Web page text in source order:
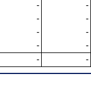
-
-
-
-
-
-
-
-
- -